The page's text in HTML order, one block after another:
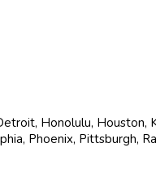
Honolulu, Houston,
Phoenix, Pittsburgh,